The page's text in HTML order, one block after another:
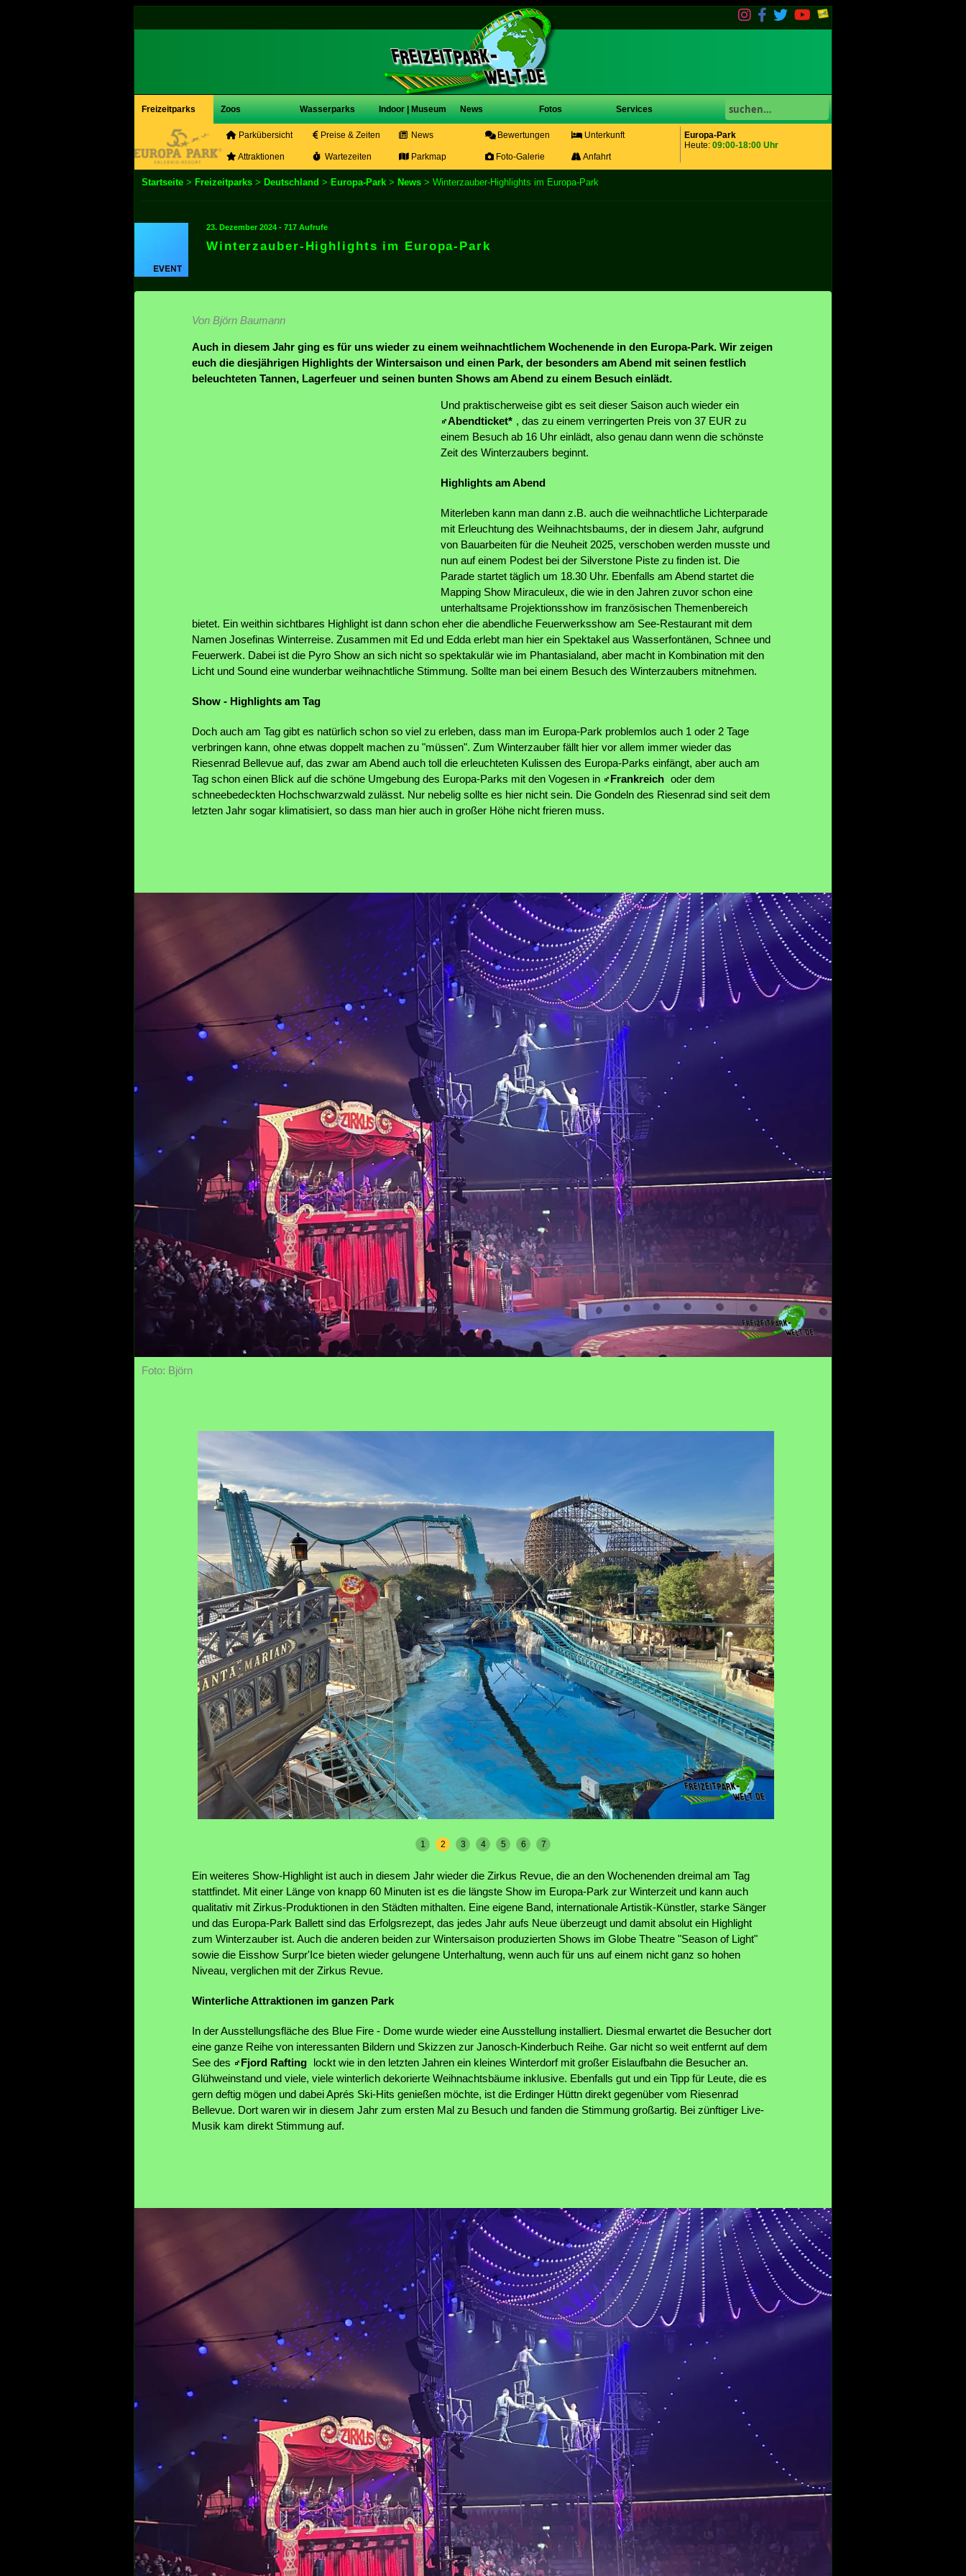
Freizeitparks Zoos Wasserparks Indoor | Museum News Fotos Services
Europa-Park
Heute: 09:00-18:00 Uhr
Parkübersicht Preise & Zeiten News Bewertungen Unterkunft
Attraktionen Wartezeiten Parkmap Foto-Galerie Anfahrt
Startseite > Freizeitparks > Deutschland > Europa-Park > News > Winterzauber-Highlights im Europa-Park
23. Dezember 2024 - 717 Aufrufe
Winterzauber-Highlights im Europa-Park
Von Björn Baumann
Auch in diesem Jahr ging es für uns wieder zu einem weihnachtlichem Wochenende in den Europa-Park. Wir zeigen
euch die diesjährigen Highlights der Wintersaison und einen Park, der besonders am Abend mit seinen festlich
beleuchteten Tannen, Lagerfeuer und seinen bunten Shows am Abend zu einem Besuch einlädt.
Und praktischerweise gibt es seit dieser Saison auch wieder ein
Abendticket* , das zu einem verringerten Preis von 37 EUR zu
einem Besuch ab 16 Uhr einlädt, also genau dann wenn die schönste
Zeit des Winterzaubers beginnt.
Highlights am Abend
Miterleben kann man dann z.B. auch die weihnachtliche Lichterparade
mit Erleuchtung des Weihnachtsbaums, der in diesem Jahr, aufgrund
von Bauarbeiten für die Neuheit 2025, verschoben werden musste und
nun auf einem Podest bei der Silverstone Piste zu finden ist. Die
Parade startet täglich um 18.30 Uhr. Ebenfalls am Abend startet die
Mapping Show Miraculeux, die wie in den Jahren zuvor schon eine
unterhaltsame Projektionsshow im französischen Themenbereich
bietet. Ein weithin sichtbares Highlight ist dann schon eher die abendliche Feuerwerksshow am See-Restaurant mit dem
Namen Josefinas Winterreise. Zusammen mit Ed und Edda erlebt man hier ein Spektakel aus Wasserfontänen, Schnee und
Feuerwerk. Dabei ist die Pyro Show an sich nicht so spektakulär wie im Phantasialand, aber macht in Kombination mit den
Licht und Sound eine wunderbar weihnachtliche Stimmung. Sollte man bei einem Besuch des Winterzaubers mitnehmen.
Show - Highlights am Tag
Doch auch am Tag gibt es natürlich schon so viel zu erleben, dass man im Europa-Park problemlos auch 1 oder 2 Tage
verbringen kann, ohne etwas doppelt machen zu "müssen". Zum Winterzauber fällt hier vor allem immer wieder das
Riesenrad Bellevue auf, das zwar am Abend auch toll die erleuchteten Kulissen des Europa-Parks einfängt, aber auch am
Tag schon einen Blick auf die schöne Umgebung des Europa-Parks mit den Vogesen in
Frankreich oder dem
schneebedeckten Hochschwarzwald zulässt. Nur nebelig sollte es hier nicht sein. Die Gondeln des Riesenrad sind seit dem
letzten Jahr sogar klimatisiert, so dass man hier auch in großer Höhe nicht frieren muss.
Foto: Björn
1 2 3 4 5 6 7
Ein weiteres Show-Highlight ist auch in diesem Jahr wieder die Zirkus Revue, die an den Wochenenden dreimal am Tag
stattfindet. Mit einer Länge von knapp 60 Minuten ist es die längste Show im Europa-Park zur Winterzeit und kann auch
qualitativ mit Zirkus-Produktionen in den Städten mithalten. Eine eigene Band, internationale Artistik-Künstler, starke Sänger
und das Europa-Park Ballett sind das Erfolgsrezept, das jedes Jahr aufs Neue überzeugt und damit absolut ein Highlight
zum Winterzauber ist. Auch die anderen beiden zur Wintersaison produzierten Shows im Globe Theatre "Season of Light"
sowie die Eisshow Surpr'Ice bieten wieder gelungene Unterhaltung, wenn auch für uns auf einem nicht ganz so hohen
Niveau, verglichen mit der Zirkus Revue.
Winterliche Attraktionen im ganzen Park
In der Ausstellungsfläche des Blue Fire - Dome wurde wieder eine Ausstellung installiert. Diesmal erwartet die Besucher dort
eine ganze Reihe von interessanten Bildern und Skizzen zur Janosch-Kinderbuch Reihe. Gar nicht so weit entfernt auf dem
See des
Fjord Rafting lockt wie in den letzten Jahren ein kleines Winterdorf mit großer Eislaufbahn die Besucher an.
Glühweinstand und viele, viele winterlich dekorierte Weihnachtsbäume inklusive. Ebenfalls gut und ein Tipp für Leute, die es
gern deftig mögen und dabei Aprés Ski-Hits genießen möchte, ist die Erdinger Hüttn direkt gegenüber vom Riesenrad
Bellevue. Dort waren wir in diesem Jahr zum ersten Mal zu Besuch und fanden die Stimmung großartig. Bei zünftiger Live-
Musik kam direkt Stimmung auf.